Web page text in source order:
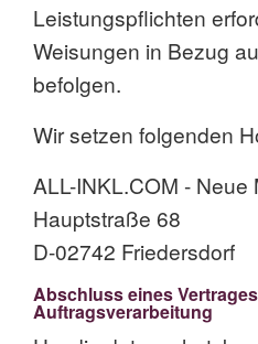
Leistungspflichten
Weisungen in Bezug
befolgen.
Wir setzen folgenden
ALL-INKL.COM -
Hauptstraße 68
D-02742 Friedersdorf
Abschluss eines
Auftragsverarbeitung